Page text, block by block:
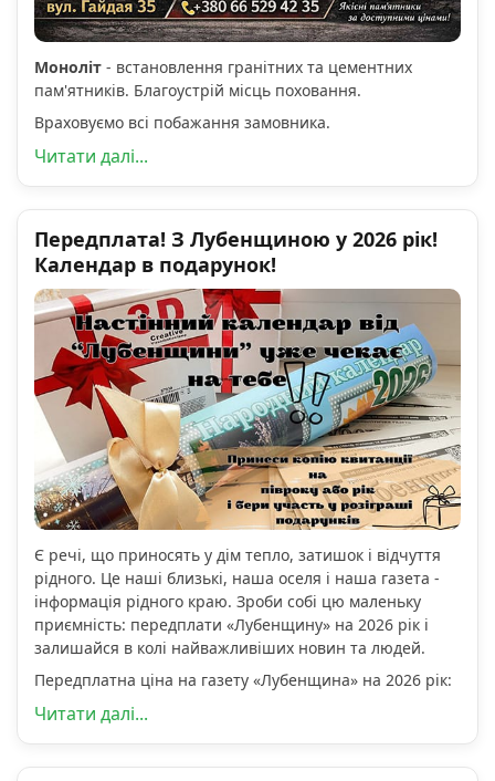
Моноліт - встановлення гранітних та цементних
пам'ятників. Благоустрій місць поховання.
Враховуємо всі побажання замовника.
Читати далі...
Передплата! З Лубенщиною у 2026 рік!
Календар в подарунок!
Є речі, що приносять у дім тепло, затишок і відчуття
рідного. Це наші близькі, наша оселя і наша газета -
інформація рідного краю. Зроби собі цю маленьку
приємність: передплати «Лубенщину» на 2026 рік і
залишайся в колі найважливіших новин та людей.
Передплатна ціна на газету «Лубенщина» на 2026 рік:
Читати далі...